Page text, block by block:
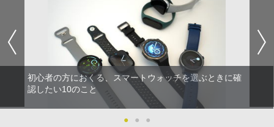
初心者の方におくる、スマートウォッチを選ぶときに確
認したい10のこと
● ● ●